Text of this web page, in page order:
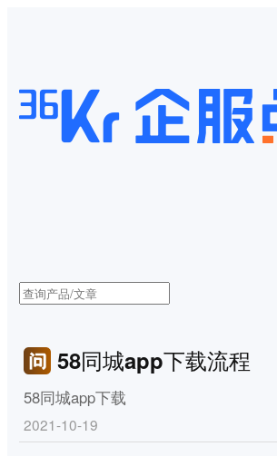
58同城app下载流程
58同城app下载
2021-10-19